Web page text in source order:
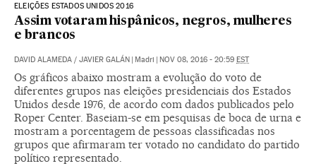
ELEIÇÕES ESTADOS UNIDOS 2016
Assim votaram hispânicos, negros, mulheres
e brancos
DAVID ALAMEDA / JAVIER GALÁN | Madri | NOV 08, 2016 - 20:59 EST
Os gráficos abaixo mostram a evolução do voto de
diferentes grupos nas eleições presidenciais dos Estados
Unidos desde 1976, de acordo com dados publicados pelo
Roper Center. Baseiam-se em pesquisas de boca de urna e
mostram a porcentagem de pessoas classificadas nos
grupos que afirmaram ter votado no candidato do partido
político representado.